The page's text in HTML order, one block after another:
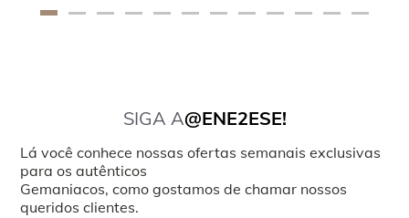
SIGA A@ENE2ESE!
Lá você conhece nossas ofertas semanais exclusivas
para os autênticos
Gemaniacos, como gostamos de chamar nossos
queridos clientes.